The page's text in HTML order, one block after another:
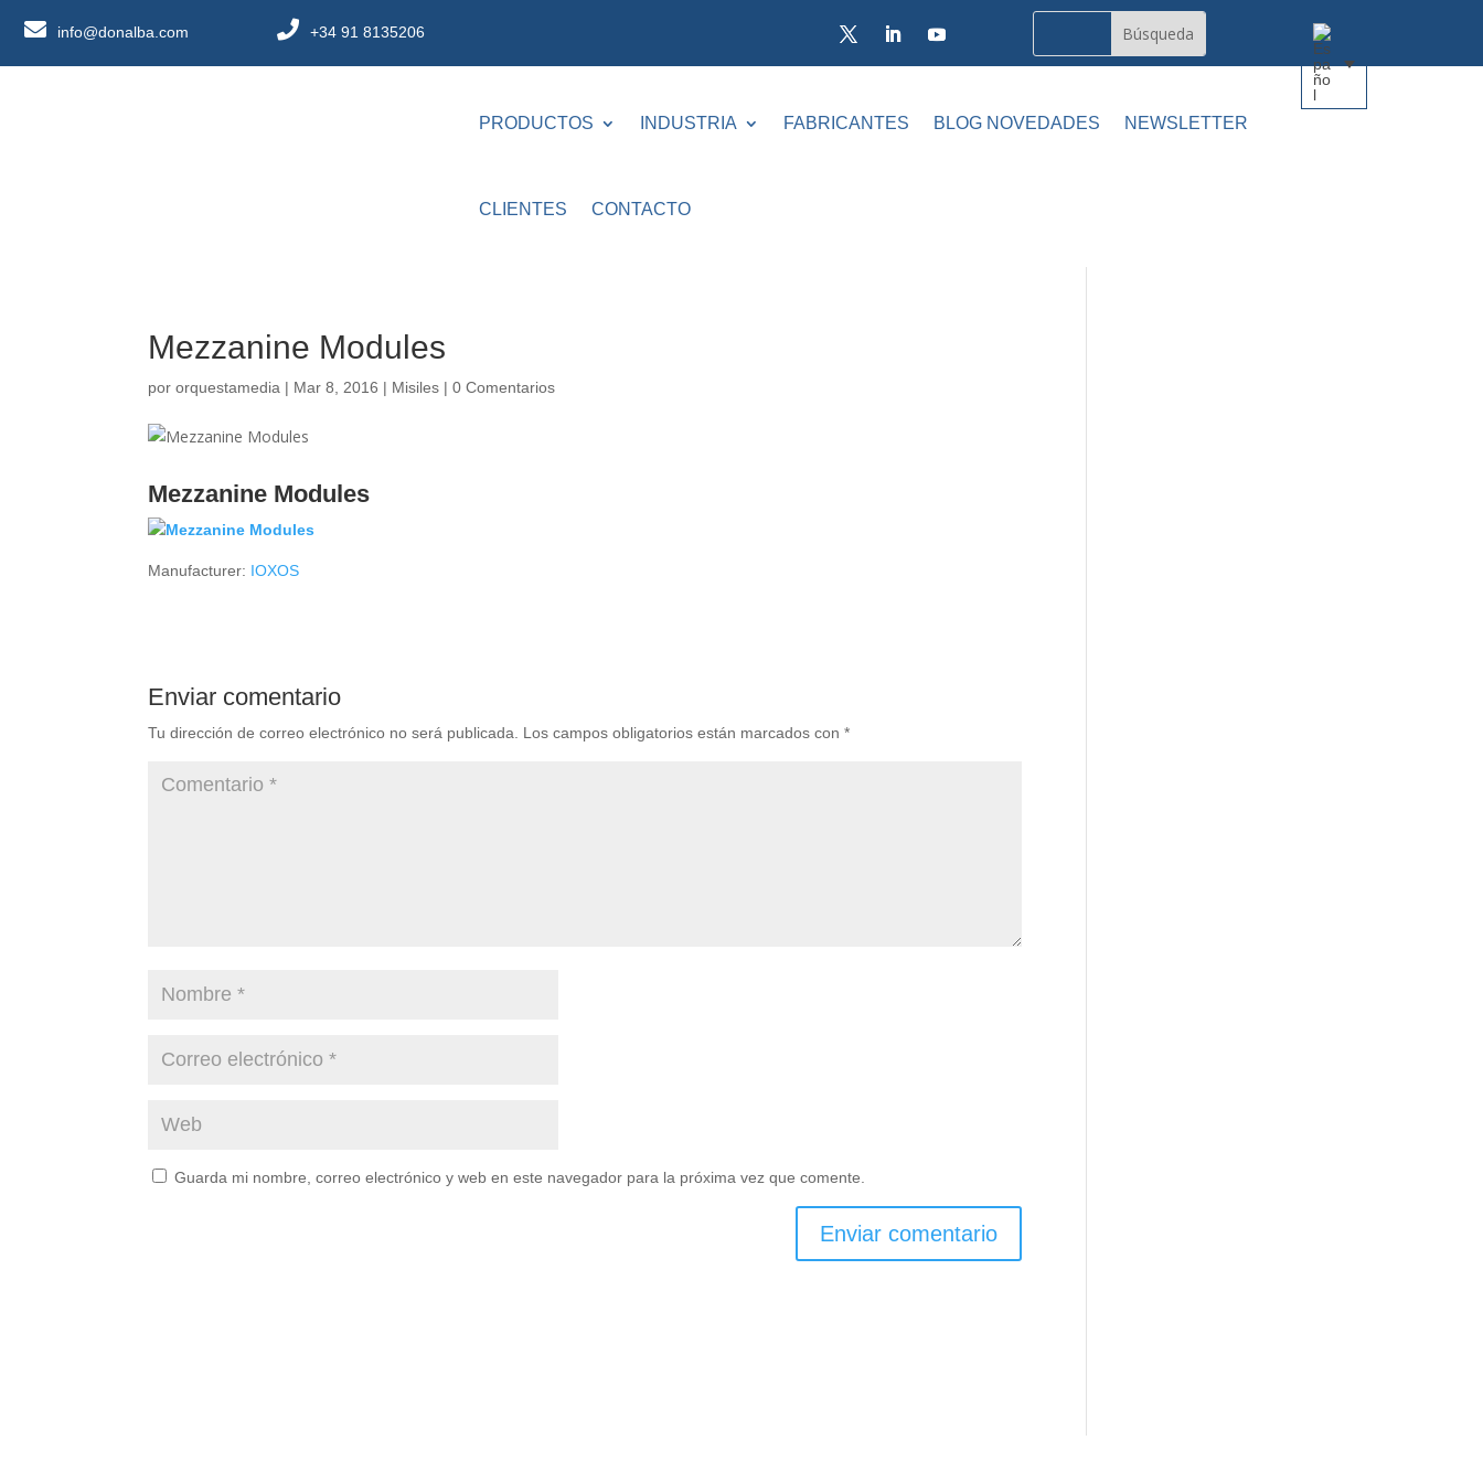
info@donalba.com +34 91 8135206
PRODUCTOS INDUSTRIA FABRICANTES BLOG NOVEDADES NEWSLETTER
CLIENTES CONTACTO
Mezzanine Modules
pororquestamedia | Mar 8, 2016 | Misiles |0 Comentarios
Mezzanine Modules
Manufacturer: IOXOS
Enviar comentario
Tu dirección de correo electrónico no será publicada. Los campos obligatorios están marcados con*
Guarda mi nombre, correo electrónico y web en este navegador para la próxima vez que comente.